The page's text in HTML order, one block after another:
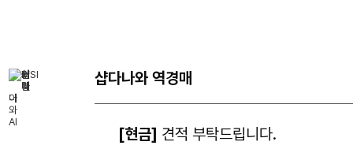
샵다나와 역경매
[현금] 견적 부탁드립니다.